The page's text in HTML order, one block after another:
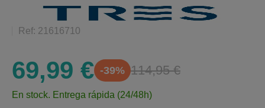
Ref: 21616710
69,99 € -39% 114,95 €
En stock. Entrega rápida (24/48h)